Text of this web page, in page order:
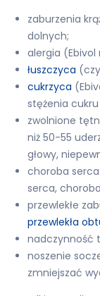
zaburzenia
dolnych;
alergia
łuszczyca
cukrzyca
stężenia
zwolnione
niż 50-55
głowy,
choroba
serca,
przewlekłe
przewlekła
nadczynność
noszenie
zmniejszać